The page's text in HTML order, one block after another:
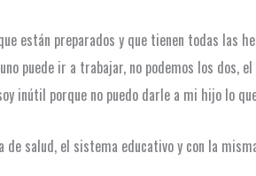
están preparados y que tienen todas las
puede ir a trabajar, no podemos los dos,
inútil porque no puedo darle a mi hijo lo
salud, el sistema educativo y con la